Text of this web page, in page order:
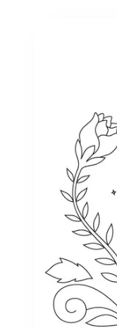
Sisältää
Rakentaa
Monipuolinen